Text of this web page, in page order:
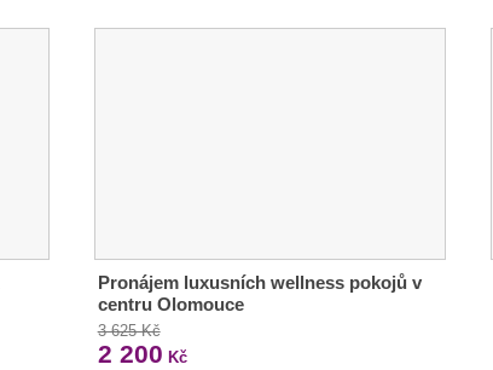
Pronájem luxusních wellness pokojů v
centru Olomouce
3 625 Kč
2 200 Kč